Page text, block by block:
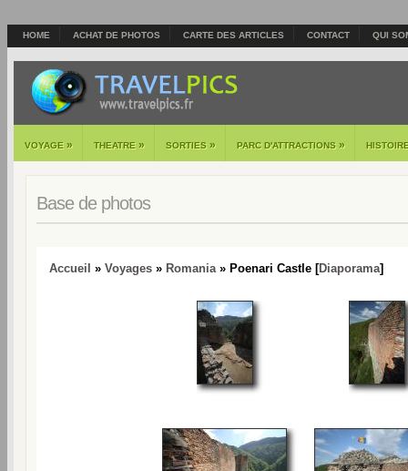
HOME ACHAT DE PHOTOS CARTE DES ARTICLES CONTACT QUI
VOYAGE » THEATRE » SORTIES » PARC D'ATTRACTIONS »
Base de photos
Accueil » Voyages » Romania» Poenari Castle [Diaporama]